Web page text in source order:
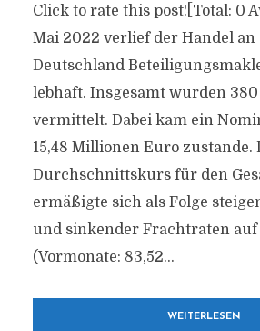
Click to rate this post![Total: 0
Mai 2022 verlief der Handel an
Deutschland
lebhaft. Insgesamt wurden
vermittelt. Dabei kam ein
15,48 Millionen Euro zustande.
Durchschnittskurs für den
ermäßigte sich als Folge
und sinkender Frachtraten auf
(Vormonate: 83,52...
WEITERLESEN